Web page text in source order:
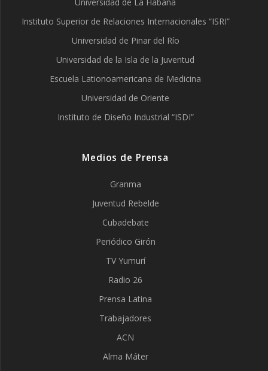
Instituto Superior de Relaciones Internacionales “ISRI”
Universidad de Pinar del Río
Universidad de la Isla de la Juventud
Escuela Lationoamericana de Medicina
Universidad de Oriente
Instituto de Diseño Industrial “ISDI”
Medios de Prensa
Granma
Juventud Rebelde
Cubadebate
Periódico Girón
TV Yumurí
Radio 26
Prensa Latina
Trabajadores
ACN
Alma Máter